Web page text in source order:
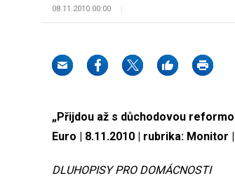
08.11.2010 00:00
„Přijdou až s důchodovou
Euro | 8.11.2010 | rubrika: Monitor
DLUHOPISY PRO DOMÁCNOSTI